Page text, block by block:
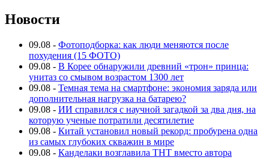
Новости
09.08 - Фотоподборка: как люди меняются после
похудения (15 ФОТО)
09.08 - В Корее обнаружили древний «трон» принца:
унитаз со смывом возрастом 1300 лет
09.08 - Темная тема на смартфоне: экономия заряда или
дополнительная нагрузка на батарею?
09.08 - ИИ справился с научной загадкой за два дня, на
которую ученые потратили десятилетие
09.08 - Китай установил новый рекорд: пробурена одна
из самых глубоких скважин в мире
09.08 - Канделаки возглавила ТНТ вместо автора